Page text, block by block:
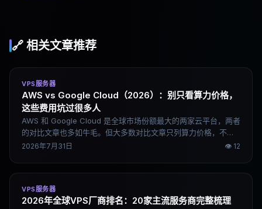
🔗 相关文章推荐
VPS服务器
AWS vs Google Cloud（2026）：别只看算力价格，
这些费用坑过很多人
AWS 和 Google Cloud 是全球市场份额最大的两家云平台，两者
的对比文章也多如牛毛。但大多数对比文章只列算力价格，不说
隐性成本——数据传输费、公网 IPv4 费、跨区域流量费，这些才
2026年7月31日 👁 12
VPS服务器
2026年全球VPS厂商排名：20家主流服务商完整梳理